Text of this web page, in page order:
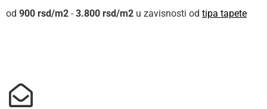
900 rsd - 3.800 rsd u zavisnosti od tipa tapete